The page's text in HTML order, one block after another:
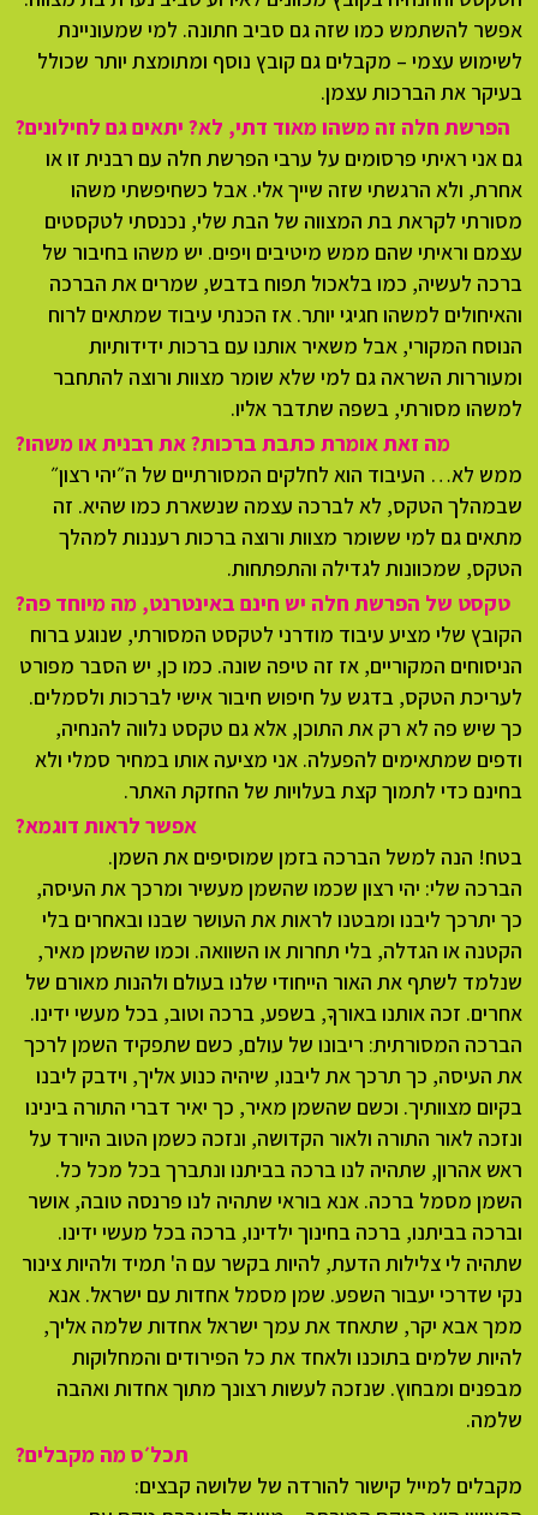
אפשר להשתמש כמו שזה גם סביב חתונה. למי שמעוניינת
לשימוש עצמי – מקבלים גם קובץ נוסף ומתומצת יותר שכולל
בעיקר את הברכות עצמן.
הפרשת חלה זה משהו מאוד דתי, לא? יתאים גם לחילונים?
גם אני ראיתי פרסומים על ערבי הפרשת חלה עם רבנית זו או
אחרת, ולא הרגשתי שזה שייך אלי. אבל כשחיפשתי משהו
מסורתי לקראת בת המצווה של הבת שלי, נכנסתי לטקסטים
עצמם וראיתי שהם ממש מיטיבים ויפים. יש משהו בחיבור של
ברכה לעשיה, כמו בלאכול תפוח בדבש, שמרים את הברכה
והאיחולים למשהו חגיגי יותר. אז הכנתי עיבוד שמתאים לרוח
הנוסח המקורי, אבל משאיר אותנו עם ברכות ידידותיות
ומעוררות השראה גם למי שלא שומר מצוות ורוצה להתחבר
למשהו מסורתי, בשפה שתדבר אליו.
מה זאת אומרת כתבת ברכות? את רבנית או משהו?
ממש לא… העיבוד הוא לחלקים המסורתיים של ה״יהי רצון״
שבמהלך הטקס, לא לברכה עצמה שנשארת כמו שהיא. זה
מתאים גם למי ששומר מצוות ורוצה ברכות רעננות למהלך
הטקס, שמכוונות לגדילה והתפתחות.
טקסט של הפרשת חלה יש חינם באינטרנט, מה מיוחד פה?
הקובץ שלי מציע עיבוד מודרני לטקסט המסורתי, שנוגע ברוח
הניסוחים המקוריים, אז זה טיפה שונה. כמו כן, יש הסבר מפורט
לעריכת הטקס, בדגש על חיפוש חיבור אישי לברכות ולסמלים.
כך שיש פה לא רק את התוכן, אלא גם טקסט נלווה להנחיה,
ודפים שמתאימים להפעלה. אני מציעה אותו במחיר סמלי ולא
בחינם כדי לתמוך קצת בעלויות של החזקת האתר.
אפשר לראות דוגמא?
בטח! הנה למשל הברכה בזמן שמוסיפים את השמן.
הברכה שלי: יהי רצון שכמו שהשמן מעשיר ומרכך את העיסה,
כך יתרכך ליבנו ומבטנו לראות את העושר שבנו ובאחרים בלי
הקטנה או הגדלה, בלי תחרות או השוואה. וכמו שהשמן מאיר,
שנלמד לשתף את האור הייחודי שלנו בעולם ולהנות מאורם של
אחרים. זכה אותנו באורךָָ, בשפע, ברכה וטוב, בכל מעשי ידינו.
הברכה המסורתית: ריבונו של עולם, כשם שתפקיד השמן לרכך
את העיסה, כך תרכך את ליבנו, שיהיה כנוע אליך, וידבק ליבנו
בקיום מצוותיך. וכשם שהשמן מאיר, כך יאיר דברי התורה בינינו
ונזכה לאור התורה ולאור הקדושה, ונזכה כשמן הטוב היורד על
ראש אהרון, שתהיה לנו ברכה בביתנו ונתברך בכל מכל כל.
השמן מסמל ברכה. אנא בוראי שתהיה לנו פרנסה טובה, אושר
וברכה בביתנו, ברכה בחינוך ילדינו, ברכה בכל מעשי ידינו.
שתהיה לי צלילות הדעת, להיות בקשר עם ה' תמיד ולהיות צינור
נקי שדרכי יעבור השפע. שמן מסמל אחדות עם ישראל. אנא
ממך אבא יקר, שתאחד את עמך ישראל אחדות שלמה אליך,
להיות שלמים בתוכנו ולאחד את כל הפירודים והמחלוקות
מבפנים ומבחוץ. שנזכה לעשות רצונך מתוך אחדות ואהבה
שלמה.
תכל׳ס מה מקבלים?
מקבלים למייל קישור להורדה של שלושה קבצים: